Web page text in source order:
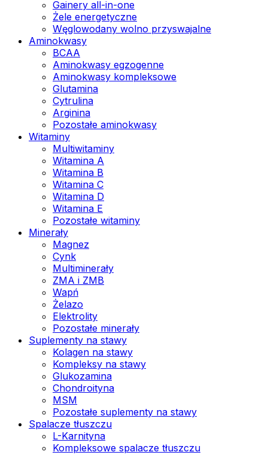
Gainery all-in-one
Żele energetyczne
Węglowodany wolno przyswajalne
Aminokwasy
BCAA
Aminokwasy egzogenne
Aminokwasy kompleksowe
Glutamina
Cytrulina
Arginina
Pozostałe aminokwasy
Witaminy
Multiwitaminy
Witamina A
Witamina B
Witamina C
Witamina D
Witamina E
Pozostałe witaminy
Minerały
Magnez
Cynk
Multiminerały
ZMA i ZMB
Wapń
Żelazo
Elektrolity
Pozostałe minerały
Suplementy na stawy
Kolagen na stawy
Kompleksy na stawy
Glukozamina
Chondroityna
MSM
Pozostałe suplementy na stawy
Spalacze tłuszczu
L-Karnityna
Kompleksowe spalacze tłuszczu